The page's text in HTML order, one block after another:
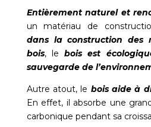
Entièrement naturel et
un matériau de
dans la construction des
bois, lebois est
sauvegarde de
Autre atout, le bois aide à
En effet, il absorbe une
carbonique pendant sa